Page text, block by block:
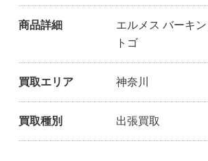
商品詳細
エルメス バーキ
トゴ
買取エリア 神奈川
買取種別 出張買取